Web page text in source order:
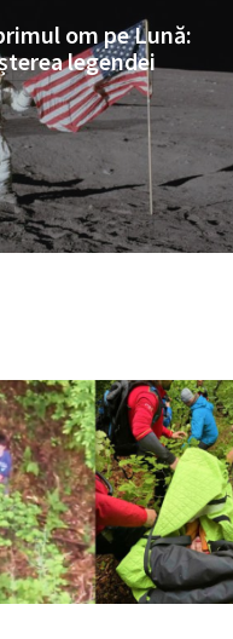
om pe Lună:
legendei